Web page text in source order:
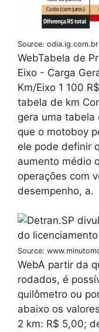
Source: odia.ig.com.br
WebTabela de
Eixo - Carga
Km/Eixo 1 100
tabela de km
gera uma tabela
que o motoboy
ele pode definir
aumento médio
operações com
desempenho, a.
Source:
WebA partir da
rodados, é
quilômetro ou
abaixo os
2 km: R$ 5,00;